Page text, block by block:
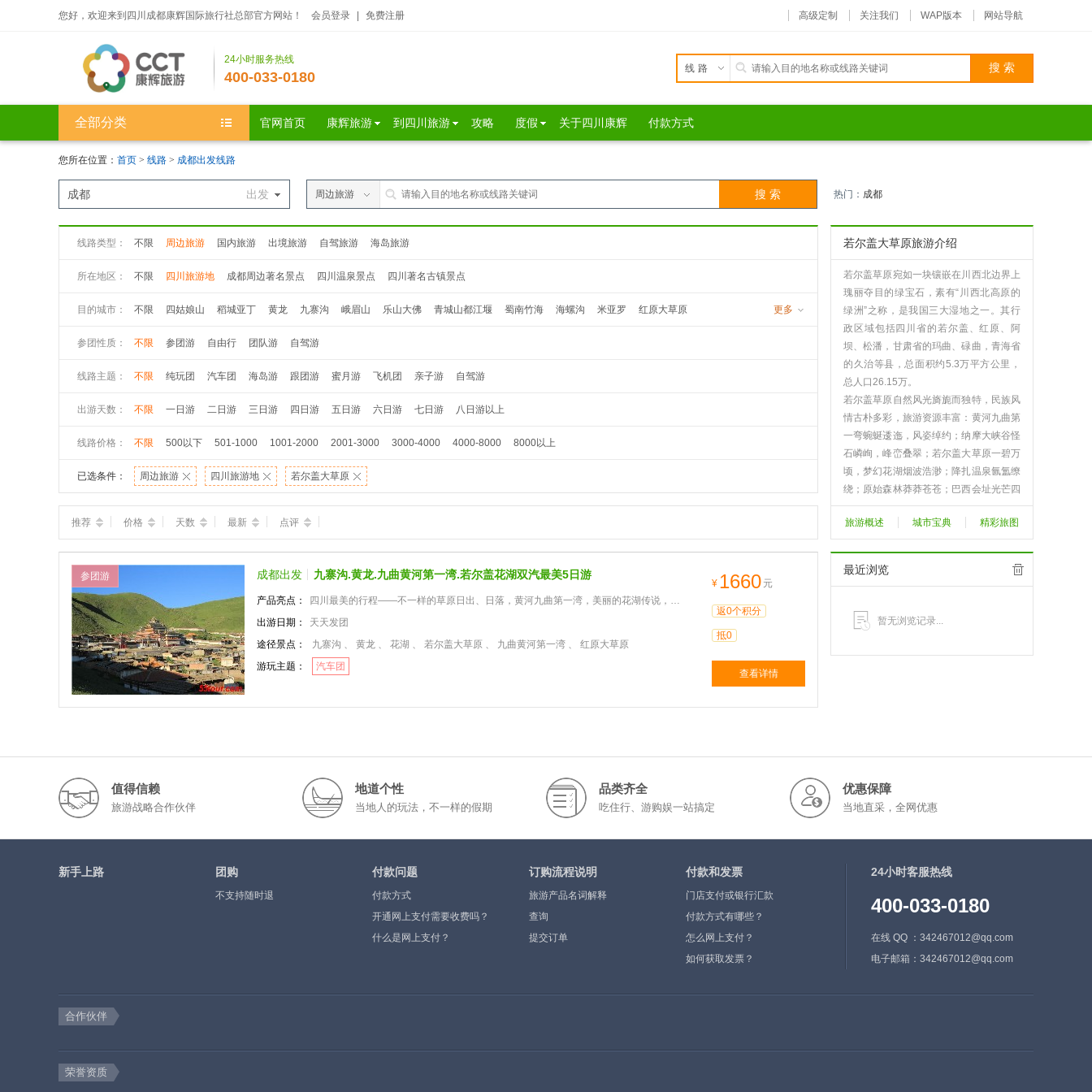
您好，欢迎来到四川成都康辉国际旅行社总部官方网站！ 会员登录 免费注册 高级定制 关注我们 WAP版本 网站导航
24小时服务热线
400-033-0180
线路
全部分类 官网首页 康辉旅游 到四川旅游 攻略 度假 关于四川康辉 付款方式
您所在位置： 首页 > 线路 > 成都出发线路
出发
成都 周边旅游 热门： 成都
线路类型： 不限 周边旅游 国内旅游 出境旅游 自驾旅游 海岛旅游
所在地区： 不限 四川旅游地 成都周边著名景点 四川温泉景点 四川著名古镇景点
目的城市： 不限 四姑娘山 稻城亚丁 黄龙 九寨沟 峨眉山 乐山大佛 青城山都江堰 蜀南竹海 海螺沟 米亚罗
红原大草原
丹巴
更多
参团性质： 不限 参团游 自由行 团队游 自驾游
线路主题： 不限 纯玩团 汽车团 海岛游 跟团游 蜜月游 飞机团 亲子游 自驾游
出游天数： 不限 一日游 二日游 三日游 四日游 五日游 六日游 七日游 八日游以上
线路价格： 不限 500以下 501-1000 1001-2000 2001-3000 3000-4000 4000-8000 8000以上
已选条件： 周边旅游 四川旅游地 若尔盖大草原
推荐 价格 天数 最新 点评
参团游 成都出发 九寨沟.黄龙.九曲黄河第一湾.若尔盖花湖双汽最美5日游
产品亮点：
四川最美的行程——不一样的草原日出、日落，黄河九曲第一湾，美丽的花湖传说，九寨沟，黄龙，特色藏寨、羌寨。
出游日期：
天天发团
途径景点：
九寨沟 、 黄龙 、 花湖 、 若尔盖大草原 、 九曲黄河第一湾 、 红原大草原
游玩主题：
汽车团
¥ 1660 元
返0个积分
抵0
查看详情
若尔盖大草原旅游介绍
若尔盖草原宛如一块镶嵌在川西北边界上
瑰丽夺目的绿宝石，素有“川西北高原的
绿洲”之称，是我国三大湿地之一。其行
政区域包括四川省的若尔盖、红原、阿
坝、松潘，甘肃省的玛曲、碌曲，青海省
的久治等县，总面积约5.3万平方公里，
总人口26.15万。
若尔盖草原自然风光旖旎而独特，民族风
情古朴多彩，旅游资源丰富：黄河九曲第
一弯蜿蜒逶迤，风姿绰约；纳摩大峡谷怪
石嶙峋，峰峦叠翠；若尔盖大草原一碧万
顷，梦幻花湖烟波浩渺；降扎温泉氤氲缭
绕；原始森林莽莽苍苍；巴西会址光芒四
射；古潘州遗址绵亘至今；宗教文化神奇
瑰丽；民族风情古老质朴……
漫步若尔盖，枕黄河涛声，观日落牧归，
任云卷云舒。跨骏马飞身天际，入峡谷探
羊、煮黄河鱼、舞迷人锅庄，如品诗赏
画，其乐融融，妙趣无穷。
旅游概述 城市宝典 精彩旅图
最近浏览
暂无浏览记录...
值得信赖
旅游战略合作伙伴
地道个性
当地人的玩法，不一样的假期
品类齐全
吃住行、游购娱一站搞定
优惠保障
当地直采，全网优惠
新手上路 团购
不支持随时退
付款问题
付款方式
开通网上支付需要收费吗？
什么是网上支付？
订购流程说明
旅游产品名词解释
查询
提交订单
付款和发票
门店支付或银行汇款
付款方式有哪些？
怎么网上支付？
如何获取发票？
24小时客服热线
400-033-0180
在线 QQ ：342467012@qq.com
电子邮箱：342467012@qq.com
合作伙伴
荣誉资质